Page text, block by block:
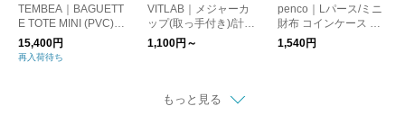
TEMBEA｜BAGUETT
E TOTE MINI (PVC)
DOG-1/トートバッグ
犬
15,400円
再入荷待ち
VITLAB｜メジャーカ
ップ(取っ手付き)/計量
カップ ドイツ製
1,100円～
penco｜Lパース/ミニ
財布 コインケース カ
ードケース
1,540円
もっと見る